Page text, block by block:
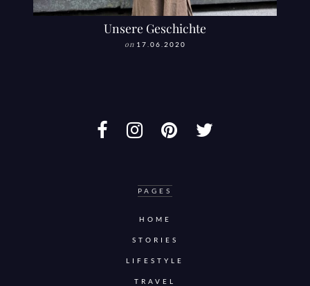
Unsere Geschichte
on 17.06.2020
PAGES
HOME
STORIES
LIFESTYLE
TRAVEL